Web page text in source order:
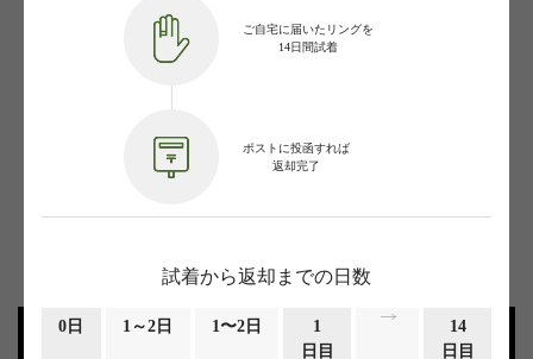
Sample Ring
実際に手に取っていただき、
デザインの違いを確認していただきたいので、
ご自宅にいながら心行くまでご試着出来ます。
ご自宅に届いたリングを
14日間試着
ポストに投函すれば
返却完了
試着から返却までの日数
0日 1～2日 1〜2日
1
日目
14
日目